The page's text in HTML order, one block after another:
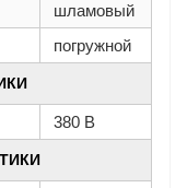
шламовый
погружной
380 В